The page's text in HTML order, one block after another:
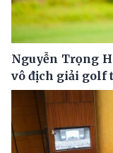
Nguyễn Trọng
vô địch giải golf